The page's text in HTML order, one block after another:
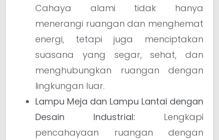
Cahaya alami tidak hanya
menerangi ruangan dan menghemat
energi, tetapi juga menciptakan
suasana yang segar, sehat, dan
menghubungkan ruangan dengan
lingkungan luar.
Lampu Meja dan Lampu Lantai dengan
Desain Industrial: Lengkapi
pencahayaan ruangan dengan